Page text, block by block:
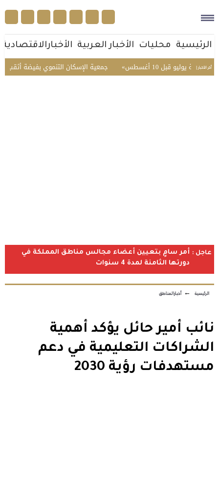
الرئيسية محليات الأخبار العربية الأخبارالاقتصادية
أخر الأخبار | جمعية الإسكان التنموي بفيضة أثقب تحقق 96.3% في تقييم الحوكمة قبل 10 أغسطس
عاجل : أمر سامٍ بتعيين أعضاء مجالس مناطق المملكة في
دورتها الثامنة لمدة 4 سنوات
الرئيسية ← أخبارالمناطق
نائب أمير حائل يؤكد أهمية
الشراكات التعليمية في دعم
مستهدفات رؤية 2030